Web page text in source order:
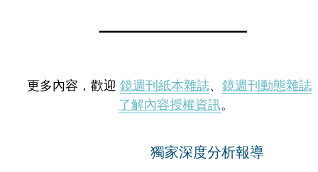
更多內容，歡迎 鏡週刊紙本雜誌、 鏡週刊動態雜誌
了解內容授權資訊。
獨家深度分析報導